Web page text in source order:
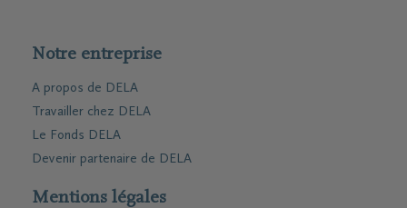
Notre entreprise
A propos de DELA
Travailler chez DELA
Le Fonds DELA
Devenir partenaire de DELA
Mentions légales